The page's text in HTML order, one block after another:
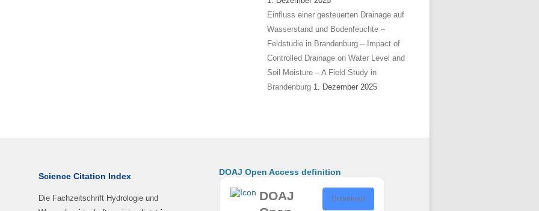
Einfluss einer gesteuerten Drainage auf
Wasserstand und Bodenfeuchte –
Feldstudie in Brandenburg – Impact of
Controlled Drainage on Water Level and
Soil Moisture – A Field Study in
Brandenburg 1. Dezember 2025
Science Citation Index
Die Fachzeitschrift Hydrologie und
DOAJ Open Access definition
DOAJ
Download